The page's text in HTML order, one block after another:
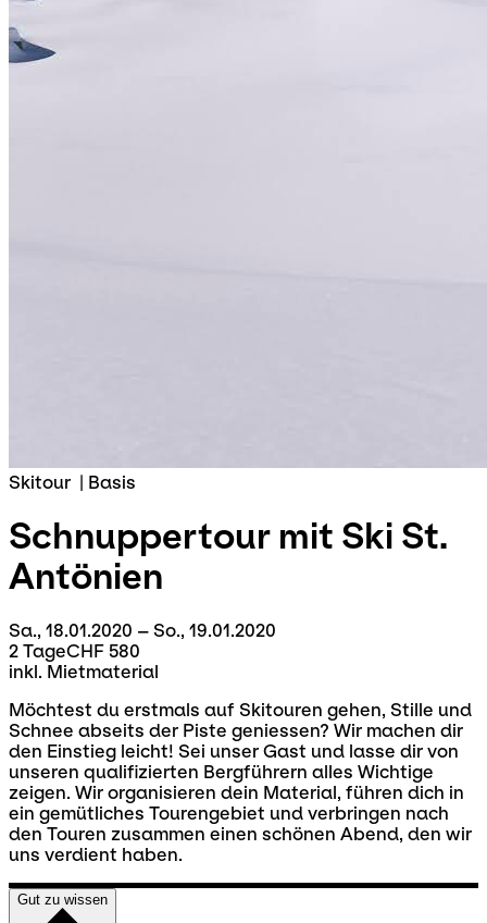
Skitour | Basis
Schnuppertour mit Ski St.
Antönien
Sa., 18.01.2020 – So., 19.01.2020
2 TageCHF 580
inkl. Mietmaterial
Möchtest du erstmals auf Skitouren gehen, Stille und
Schnee abseits der Piste geniessen? Wir machen dir
den Einstieg leicht! Sei unser Gast und lasse dir von
unseren qualifizierten Bergführern alles Wichtige
zeigen. Wir organisieren dein Material, führen dich in
ein gemütliches Tourengebiet und verbringen nach
den Touren zusammen einen schönen Abend, den wir
uns verdient haben.
Gut zu wissen